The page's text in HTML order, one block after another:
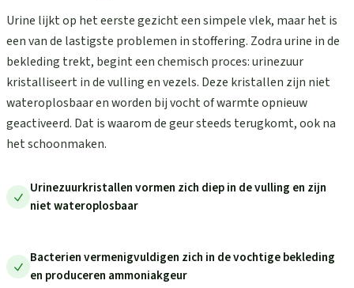
Urine lijkt op het eerste gezicht een simpele vlek, maar het is
een van de lastigste problemen in stoffering. Zodra urine in de
bekleding trekt, begint een chemisch proces: urinezuur
kristalliseert in de vulling en vezels. Deze kristallen zijn niet
wateroplosbaar en worden bij vocht of warmte opnieuw
geactiveerd. Dat is waarom de geur steeds terugkomt, ook na
het schoonmaken.
Urinezuurkristallen vormen zich diep in de vulling en zijn
niet wateroplosbaar
Bacterien vermenigvuldigen zich in de vochtige bekleding
en produceren ammoniakgeur